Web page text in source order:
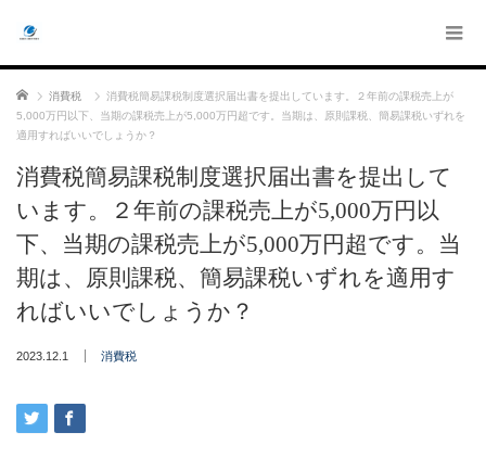
ホーム 消費税
消費税簡易課税制度選択届出書を提出しています。２年前の課税売上が
5,000万円以下、当期の課税売上が5,000万円超です。当期は、原則課税、簡易課税いずれを
適用すればいいでしょうか？
消費税簡易課税制度選択届出書を提出して
います。２年前の課税売上が5,000万円以
下、当期の課税売上が5,000万円超です。当
期は、原則課税、簡易課税いずれを適用す
ればいいでしょうか？
2023.12.1 消費税